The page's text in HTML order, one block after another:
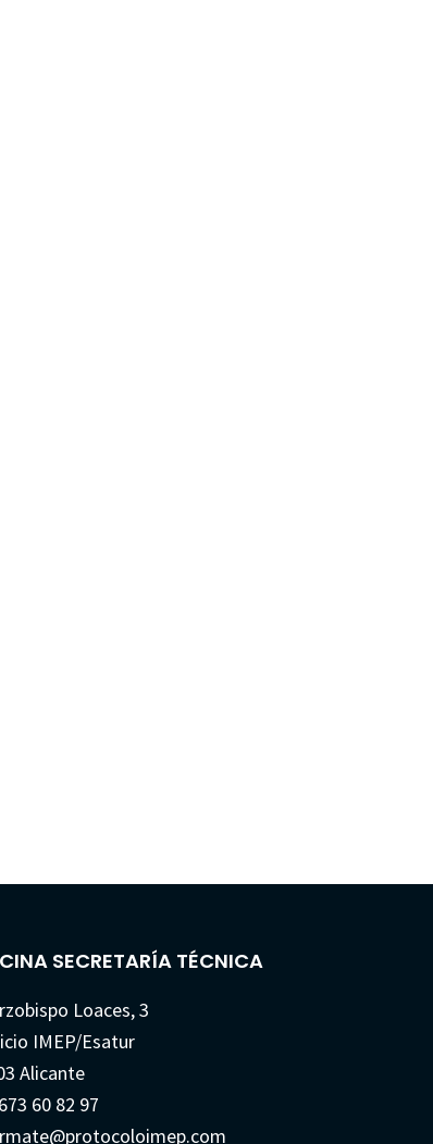
SECRETARÍA TÉCNICA
Loaces, 3
IMEP/Esatur
Alicante
60 82 97